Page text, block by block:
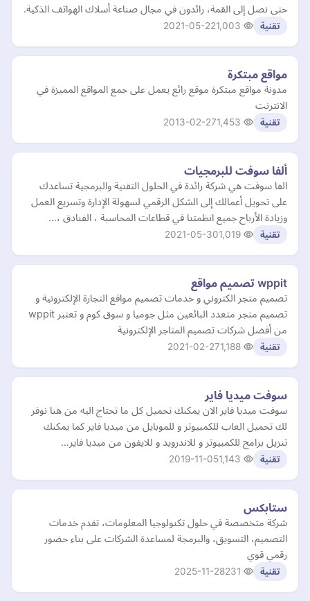
حتى نصل إلى القمة، رائدون في مجال صناعة أسلاك الهواتف الذكية.
تقنية 2021-05-22
مواقع مبتكرة
مدونة مواقع مبتكرة موقع رائع يعمل على جمع المواقع المميزة في
الانترنت
تقنية 2013-02-27
ألفا سوفت للبرمجيات
الفا سوفت هي شركة رائدة في الحلول التقنية والبرمجية تساعدك
على تحويل أعمالك إلى الشكل الرقمي لسهولة الإدارة وتسريع العمل
وزيادة الأرباح جميع انظمتنا في قطاعات المحاسبة ، الفنادق ،…
تقنية 2021-05-30
wppit تصميم مواقع
تصميم متجر الكتروني و خدمات تصميم مواقع التجارة الإلكترونية و
تصميم متجر متعدد البائعين مثل جوميا و سوق كوم و تعتبر wppit
من أفضل شركات تصميم المتاجر الإلكترونية
تقنية 2021-02-27
سوفت ميديا فاير
سوفت ميديا فاير الان يمكنك تحميل كل ما تحتاج اليه من هنا نوفر
لك تحميل العاب للكمبيوتر و للموبايل من ميديا فاير كما يمكنك
تنزيل برامج للكمبيوتر و للاندرويد و للايفون من ميديا فاير…
تقنية 2019-11-05
ستابكس
شركة متخصصة في حلول تكنولوجيا المعلومات، تقدم خدمات
التصميم، التسويق، والبرمجة لمساعدة الشركات على بناء حضور
رقمي قوي
تقنية 2025-11-28